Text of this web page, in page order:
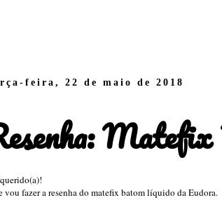
feira, 22 de maio de 2018
vou fazer a resenha do matefix batom líquido da Eudora.